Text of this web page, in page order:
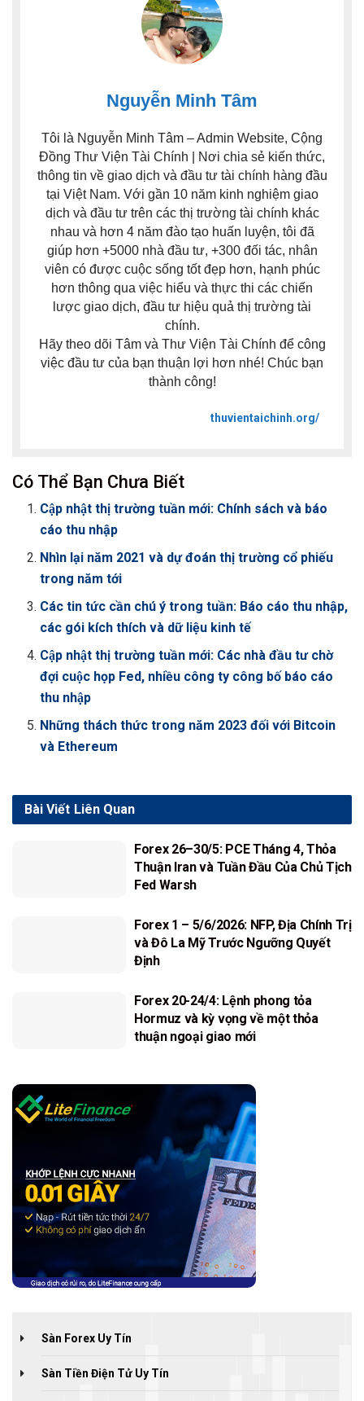
Nguyễn Minh Tâm
Tôi là Nguyễn Minh Tâm – Admin Website, Cộng
Đồng Thư Viện Tài Chính | Nơi chia sẻ kiến thức,
thông tin về giao dịch và đầu tư tài chính hàng đầu
tại Việt Nam. Với gần 10 năm kinh nghiệm giao
dịch và đầu tư trên các thị trường tài chính khác
nhau và hơn 4 năm đào tạo huấn luyện, tôi đã
giúp hơn +5000 nhà đầu tư, +300 đối tác, nhân
viên có được cuộc sống tốt đẹp hơn, hạnh phúc
hơn thông qua việc hiểu và thực thi các chiến
lược giao dịch, đầu tư hiệu quả thị trường tài
chính.
Hãy theo dõi Tâm và Thư Viện Tài Chính để công
việc đầu tư của bạn thuận lợi hơn nhé! Chúc bạn
thành công!
thuvientaichinh.org/
Có Thể Bạn Chưa Biết
Cập nhật thị trường tuần mới: Chính sách và báo
cáo thu nhập
Nhìn lại năm 2021 và dự đoán thị trường cổ phiếu
trong năm tới
Các tin tức cần chú ý trong tuần: Báo cáo thu nhập,
các gói kích thích và dữ liệu kinh tế
Cập nhật thị trường tuần mới: Các nhà đầu tư chờ
đợi cuộc họp Fed, nhiều công ty công bố báo cáo
thu nhập
Những thách thức trong năm 2023 đối với Bitcoin
và Ethereum
Liên Quan
Bài Viết
Forex 26–30/5: PCE Tháng 4, Thỏa
Thuận Iran và Tuần Đầu Của Chủ Tịch
Fed Warsh
Forex 1 – 5/6/2026: NFP, Địa Chính Trị
và Đô La Mỹ Trước Ngưỡng Quyết
Định
Forex 20-24/4: Lệnh phong tỏa
Hormuz và kỳ vọng về một thỏa
thuận ngoại giao mới
Sàn Forex Uy Tín
Sàn Tiền Điện Tử Uy Tín